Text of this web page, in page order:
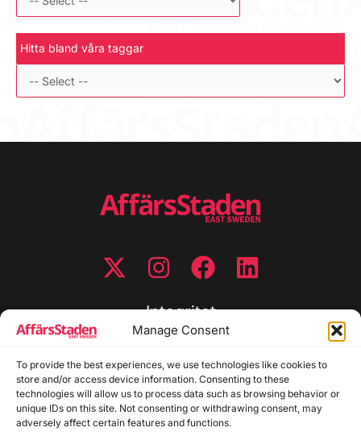
Manage Consent
To provide the best experiences, we use technologies like cookies to
store and/or access device information. Consenting to these
technologies will allow us to process data such as browsing behavior or
unique IDs on this site. Not consenting or withdrawing consent, may
adversely affect certain features and functions.
Hitta bland våra taggar
Integritet
Cookiepolicy
Disclaimer
Redaktionell policy
Utgivarinformation